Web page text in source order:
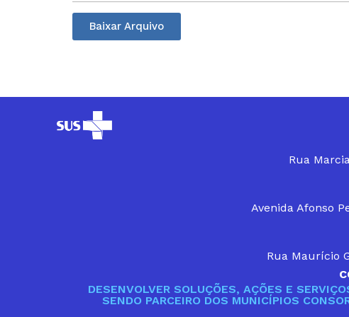
Baixar Arquivo
Rua
Avenida Afonso
Rua Maurício
DESENVOLVER SOLUÇÕES, AÇÕES E
SENDO PARCEIRO DOS MUNICÍPIOS